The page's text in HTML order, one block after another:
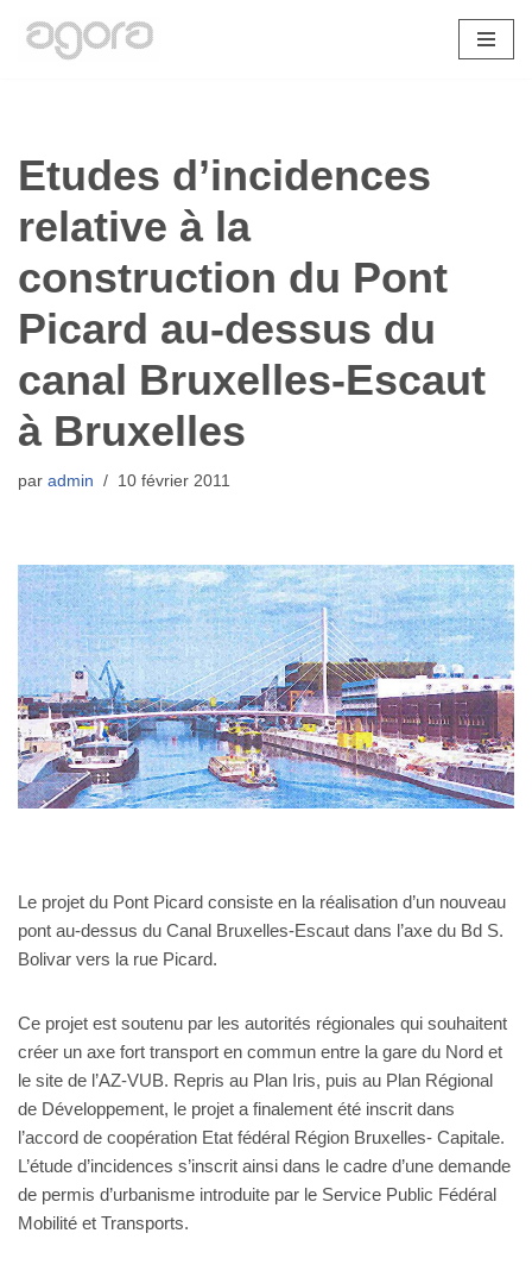
Etudes d’incidences
relative à la
construction du Pont
Picard au-dessus du
canal Bruxelles-Escaut
à Bruxelles
par admin 10 février 2011
Le projet du Pont Picard consiste en la réalisation d’un nouveau
pont au-dessus du Canal Bruxelles-Escaut dans l’axe du Bd S.
Bolivar vers la rue Picard.
Ce projet est soutenu par les autorités régionales qui souhaitent
créer un axe fort transport en commun entre la gare du Nord et
le site de l’AZ-VUB. Repris au Plan Iris, puis au Plan Régional
de Développement, le projet a finalement été inscrit dans
l’accord de coopération Etat fédéral Région Bruxelles- Capitale.
L’étude d’incidences s’inscrit ainsi dans le cadre d’une demande
de permis d’urbanisme introduite par le Service Public Fédéral
Mobilité et Transports.